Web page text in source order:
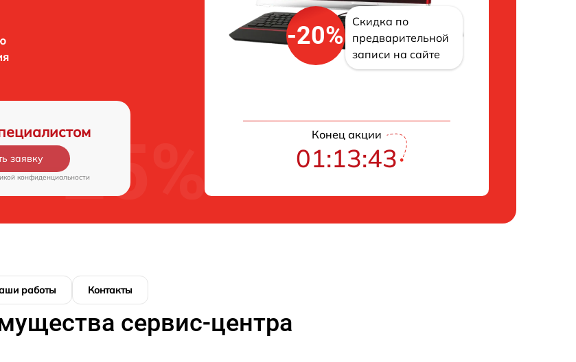
заявку
конфиденциальности
-20%
Скидка по
предварительной
записи на сайте
Конец акции
01:13:42
работы Контакты
сервис-центра